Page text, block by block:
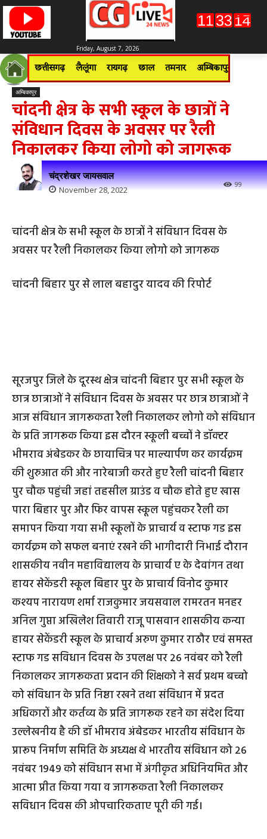
Friday, August 7, 2026
छत्तीसगढ़ लैलूंगा रायगढ़ छाल तमनार अम्बिकापुर
अम्बिकापुर
चांदनी क्षेत्र के सभी स्कूल के छात्रों ने
संविधान दिवस के अवसर पर रैली
निकालकर किया लोगो को जागरूक
चंद्रशेखर जायसवाल
November 28, 2022 99
चांदनी क्षेत्र के सभी स्कूल के छात्रों ने संविधान दिवस के
अवसर पर रैली निकालकर किया लोगो को जागरूक
चांदनी बिहार पुर से लाल बहादुर यादव की रिपोर्ट
सूरजपुर जिले के दूरस्थ क्षेत्र चांदनी बिहार पुर सभी स्कूल के
छात्र छात्राओं ने संविधान दिवस के अवसर पर छात्र छात्राओं ने
आज संविधान जागरूकता रैली निकालकर लोगो को संविधान
के प्रति जागरूक किया इस दौरन स्कूली बच्चों ने डॉक्टर
भीमराव अंबेडकर के छायाचित्र पर माल्यार्पण कर कार्यक्रम
की शुरुआत की और नारेबाजी करते हुए रैली चांदनी बिहार
पुर चौक पहुंची जहां तहसील ग्राउंड व चौक होते हुए खास
पारा बिहार पुर और फिर वापस स्कूल पहुंचकर रैली का
समापन किया गया सभी स्कूलों के प्राचार्य व स्टाफ गड इस
कार्यक्रम को सफल बनाएं रखने की भागीदारी निभाई दौरान
शासकीय नवीन महाविद्यालय के प्राचार्य ए के देवांगन तथा
हायर सेकेंडरी स्कूल बिहार पुर के प्राचार्य विनोद कुमार
कश्यप नारायण शर्मा राजकुमार जयसवाल रामरतन मनहर
अनिल गुप्ता अखिलेश तिवारी राजू पासवान शासकीय कन्या
हायर सेकेंडरी स्कूल के प्राचार्य अरुण कुमार राठौर एवं समस्त
स्टाफ गड सविधान दिवस के उपलक्ष पर 26 नवंबर को रैली
निकालकर जागरूकता प्रदान की शिक्षको ने सर्व प्रथम बच्चो
को संविधान के प्रति निष्ठा रखने तथा संविधान में प्रदत
अधिकारों और कर्तव्य के प्रति जागरूक रहने का संदेश दिया
उल्लेखनीय है की डॉ भीमराव अंबेडकर भारतीय संविधान के
प्रारूप निर्माण समिति के अध्यक्ष थे भारतीय संविधान को 26
नवंबर 1949 को संविधान सभा में अंगीकृत अधिनियमित और
आत्मा प्रीत किया गया व जागरूकता रैली निकालकर
सविधान दिवस की ओपचारिकताए पूरी की गई।